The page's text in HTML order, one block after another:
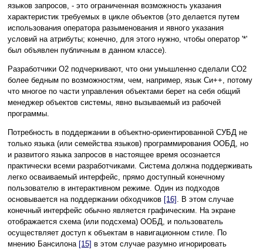
языков запросов, - это ограниченная возможность указания
характеристик требуемых в цикле объектов (это делается путем
использования оператора разыменования и явного указания
условий на атрибуты; конечно, для этого нужно, чтобы оператор '*'
был объявлен публичным в данном классе).
Разработчики O2 подчеркивают, что они умышленно сделали CO2
более бедным по возможностям, чем, например, язык Си++, потому
что многое по части управления объектами берет на себя общий
менеджер объектов системы, явно вызываемый из рабочей
программы.
Потребность в поддержании в объектно-ориентированной СУБД не
только языка (или семейства языков) программирования ООБД, но
и развитого языка запросов в настоящее время осознается
практически всеми разработчиками. Система должна поддерживать
легко осваиваемый интерфейс, прямо доступный конечному
пользователю в интерактивном режиме. Один из подходов
основывается на поддержании обходчиков [16] . В этом случае
конечный интерфейс обычно является графическим. На экране
отображается схема (или подсхема) ООБД, и пользователь
осуществляет доступ к объектам в навигационном стиле. По
мнению Бансилона [15] в этом случае разумно игнорировать